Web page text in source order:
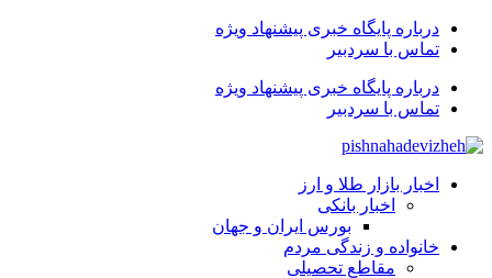
درباره پایگاه خبری پیشنهاد ویژه
تماس با سردبیر
درباره پایگاه خبری پیشنهاد ویژه
تماس با سردبیر
اخبار بازار طلا و ارز
اخبار بانکی
بورس ایران و جهان
خانواده و زندگی مردم
مقاطع تحصیلی